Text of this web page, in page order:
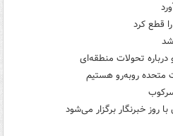
قطع کرد
شد
تحولات منطقه‌ای
متحده روبه‌رو هستیم
سرکوب
خبرنگار برگزار می‌شود